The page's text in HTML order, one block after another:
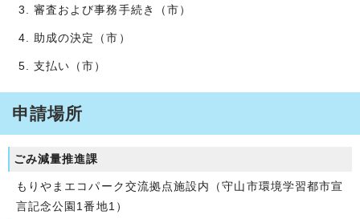
審査および事務手続き（市）
助成の決定（市）
支払い（市）
申請場所
ごみ減量推進課
もりやまエコパーク交流拠点施設内（守山市環境学習都市宣
言記念公園1番地1）